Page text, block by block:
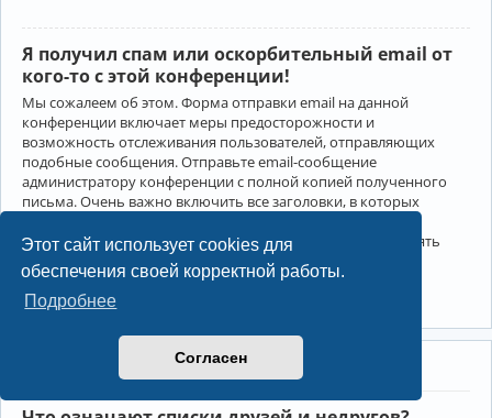
Этот сайт использует cookies для
обеспечения своей корректной работы.
Подробнее
Согласен
Я получил спам или оскорбительный email от
кого-то с этой конференции!
Мы сожалеем об этом. Форма отправки email на данной
конференции включает меры предосторожности и
возможность отслеживания пользователей, отправляющих
подобные сообщения. Отправьте email-сообщение
администратору конференции с полной копией полученного
письма. Очень важно включить все заголовки, в которых
Администратор конференции сможет в этом случае принять
меры.
Друзья и недруги